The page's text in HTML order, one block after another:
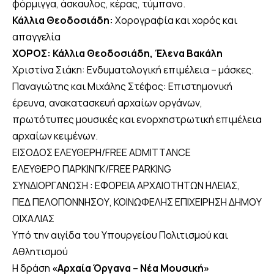
φόρμιγγα, άσκαυλος, κέρας, τύμπανο.
Κάλλια Θεοδοσιάδη: Χορογραφία και χορός και
απαγγελία
ΧΟΡΟΣ: Κάλλια Θεοδοσιάδη, Έλενα Βακάλη
Χριστίνα Σιάκη: Ενδυματολογική επιμέλεια – μάσκες.
Παναγιώτης και Μιχάλης Στέφος: Επιστημονική
έρευνα, ανακατασκευή αρχαίων οργάνων,
πρωτότυπες μουσικές και ενορχηστρωτική επιμέλεια
αρχαίων κειμένων.
ΕΙΣΟΔΟΣ ΕΛΕΥΘΕΡΗ/FREE ADMITTANCE
ΕΛΕΥΘΕΡO ΠΑΡΚΙΝΓΚ/FREE PARKING
ΣΥΝΔΙΟΡΓΑΝΩΣΗ : ΕΦΟΡΕΙΑ ΑΡΧΑΙΟΤΗΤΩΝ ΗΛΕΙΑΣ,
ΠΕΔ ΠΕΛΟΠΟΝΝΗΣΟΥ, ΚΟΙΝΩΦΕΛΗΣ ΕΠΙΧΕΙΡΗΣΗ ΔΗΜΟΥ
ΟΙΧΑΛΙΑΣ
Υπό την αιγίδα του Υπουργείου Πολιτισμού και
Αθλητισμού
Η δράση «Αρχαία Όργανα – Νέα Μουσική»